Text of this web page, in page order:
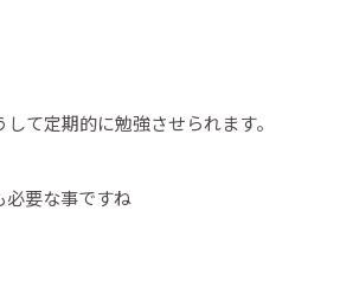
て定期的に勉強させられます。
必要な事ですね